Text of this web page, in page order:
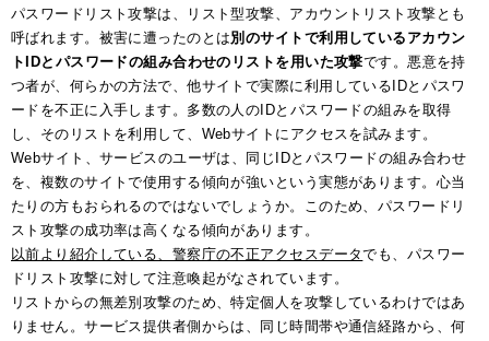
パスワードリスト攻撃は、リスト型攻撃、アカウントリスト攻撃とも
呼ばれます。被害に遭ったのとは別のサイトで利用しているアカウン
トIDとパスワードの組み合わせのリストを用いた攻撃です。悪意を持
つ者が、何らかの方法で、他サイトで実際に利用しているIDとパスワ
ードを不正に入手します。多数の人のIDとパスワードの組みを取得
し、そのリストを利用して、Webサイトにアクセスを試みます。
Webサイト、サービスのユーザは、同じIDとパスワードの組み合わせ
を、複数のサイトで使用する傾向が強いという実態があります。心当
たりの方もおられるのではないでしょうか。このため、パスワードリ
スト攻撃の成功率は高くなる傾向があります。
以前より紹介している、警察庁の不正アクセスデータでも、パスワー
ドリスト攻撃に対して注意喚起がなされています。
リストからの無差別攻撃のため、特定個人を攻撃しているわけではあ
りません。サービス提供者側からは、同じ時間帯や通信経路から、何